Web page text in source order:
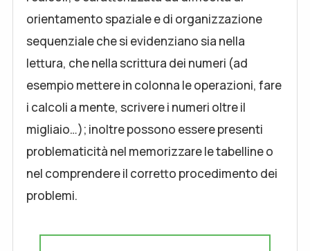
orientamento spaziale e di organizzazione
sequenziale che si evidenziano sia nella
lettura, che nella scrittura dei numeri (ad
esempio mettere in colonna le operazioni, fare
i calcoli a mente, scrivere i numeri oltre il
migliaio…); inoltre possono essere presenti
problematicità nel memorizzare le tabelline o
nel comprendere il corretto procedimento dei
problemi.